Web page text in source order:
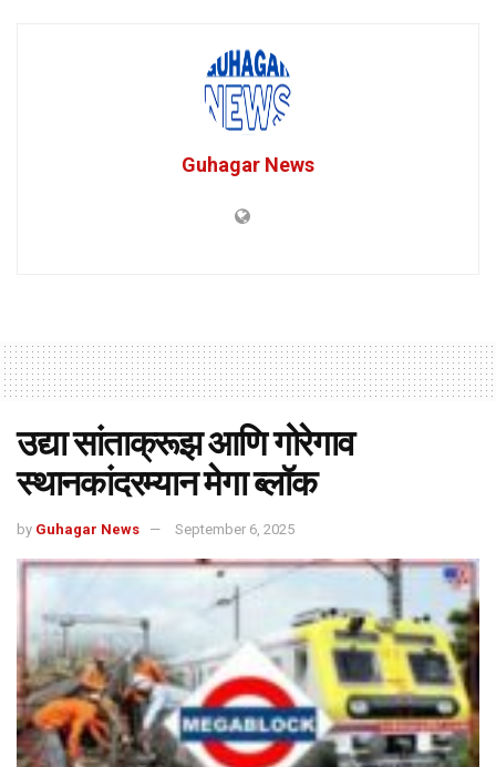
Guhagar News
उद्या सांताक्रूझ आणि गोरेगाव
स्थानकांदरम्यान मेगा ब्लॉक
by Guhagar News September 6, 2025